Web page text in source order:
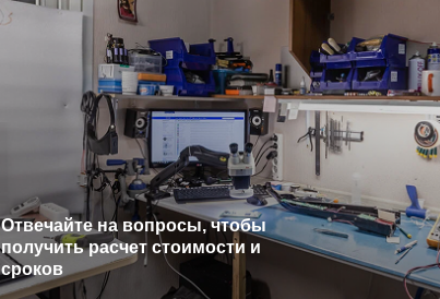
Отвечайте на вопросы, чтобы
получить расчет стоимости и
сроков